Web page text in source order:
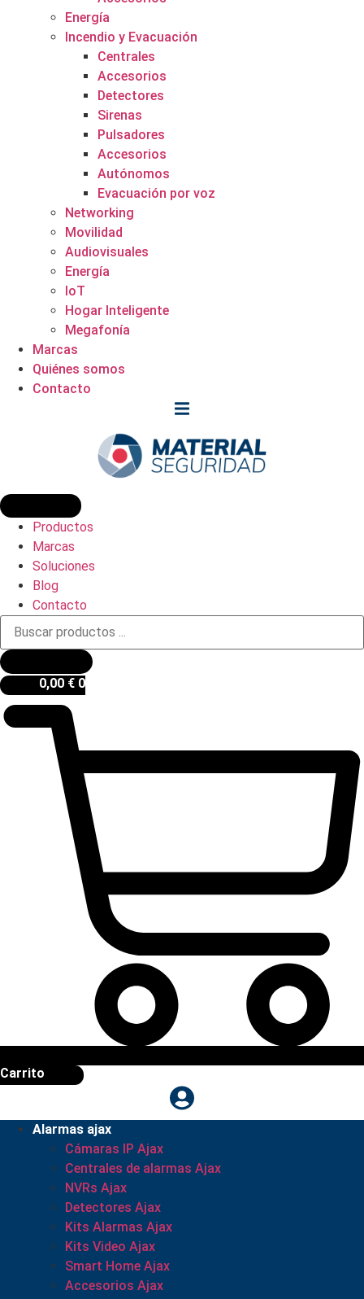
Energía
Incendio y Evacuación
Centrales
Accesorios
Detectores
Sirenas
Pulsadores
Accesorios
Autónomos
Evacuación por voz
Networking
Movilidad
Audiovisuales
Energía
IoT
Hogar Inteligente
Megafonía
Marcas
Quiénes somos
Contacto
Productos
Marcas
Soluciones
Blog
Contacto
Búsqueda
productos
0,00 € 0
Carrito
Alarmas ajax
Cámaras IP Ajax
Centrales de alarmas Ajax
NVRs Ajax
Detectores Ajax
Kits Alarmas Ajax
Kits Video Ajax
Smart Home Ajax
Accesorios Ajax